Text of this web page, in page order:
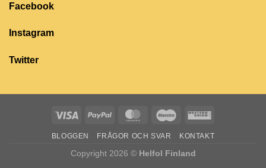
Facebook
Instagram
Twitter
BLOGGEN FRÅGOR OCH SVAR KONTAKT
Copyright 2026 © Helfol Finland